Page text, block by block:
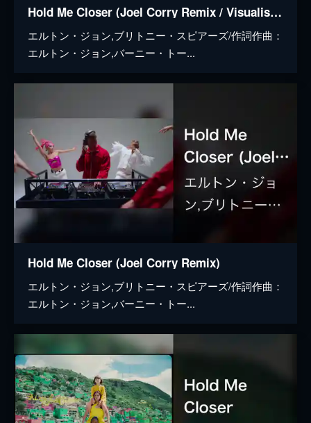
Hold Me Closer (Joel Corry Remix / Visualiser)
エルトン・ジョン,ブリトニー・スピアーズ/作詞作曲：
エルトン・ジョン,バーニー・トー...
Hold Me Closer (Joel Corry Remix)
エルトン・ジョン,ブリトニー・スピアーズ/作詞作曲：
エルトン・ジョン,バーニー・トー...